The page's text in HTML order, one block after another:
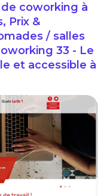
de coworking à
Prix &
/ salles
33 - Le
et accessible à